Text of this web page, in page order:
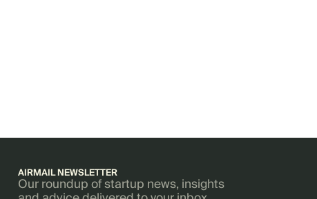
AIRMAIL NEWSLETTER
Our roundup of startup news, insights